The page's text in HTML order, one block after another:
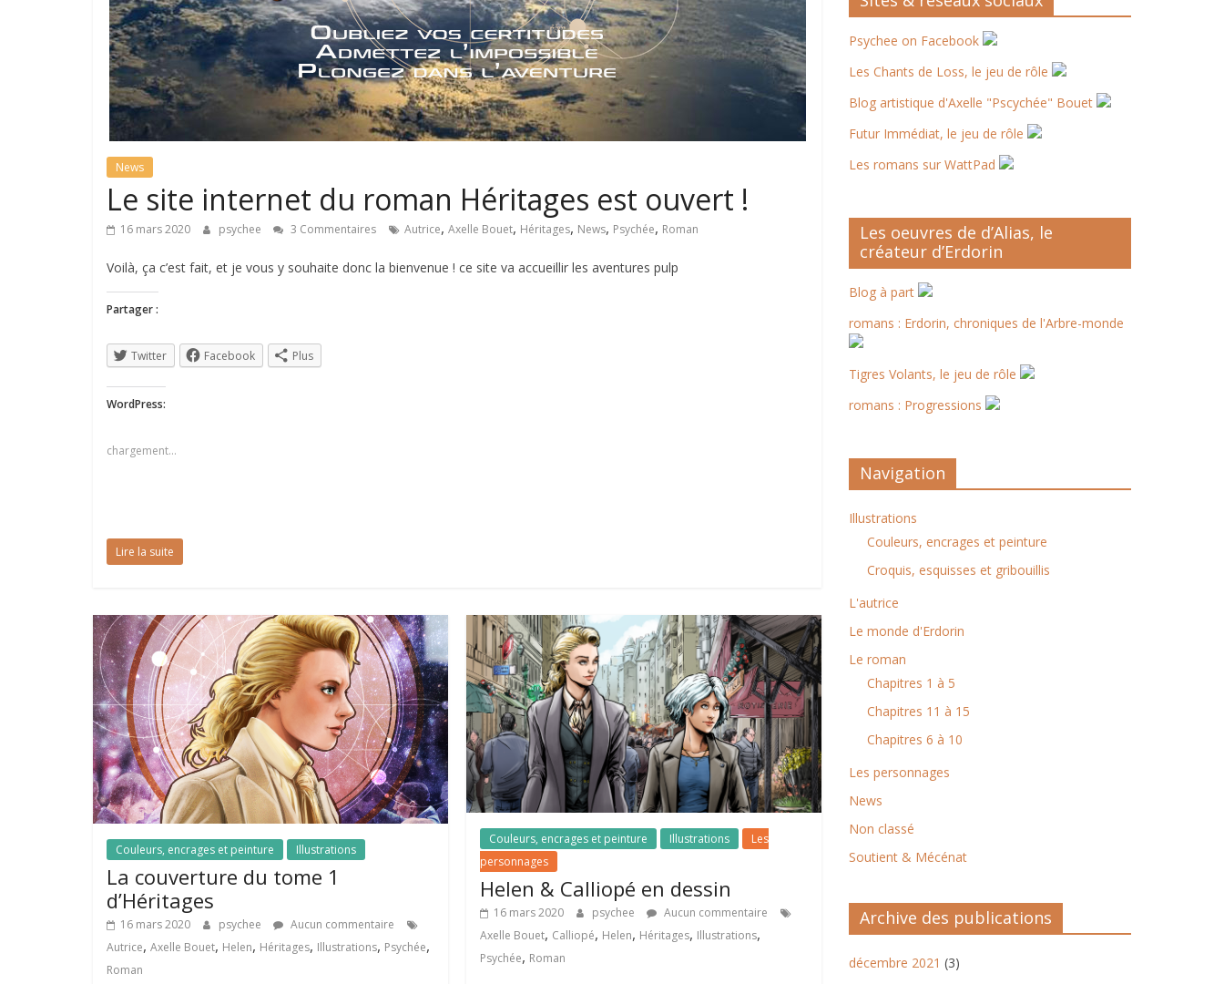
News
Le site internet du roman Héritages est ouvert !
16 mars 2020 psychee 3 Commentaires Autrice, Axelle Bouet, Héritages, News, Psychée, Roman
Voilà, ça c’est fait, et je vous y souhaite donc la bienvenue ! ce site va accueillir les aventures pulp
Partager :
Twitter Facebook Plus
WordPress:
chargement…
Lire la suite
Couleurs, encrages et peinture Illustrations
La couverture du tome 1
d’Héritages
16 mars 2020 psychee
Aucun commentaire
Autrice, Axelle Bouet, Helen, Héritages, Illustrations, Psychée,
Roman
Couleurs, encrages et peinture Illustrations
Les
personnages
Helen & Calliopé en dessin
16 mars 2020 psychee
Aucun commentaire
Axelle Bouet, Calliopé, Helen, Héritages, Illustrations,
Psychée, Roman
Psychee on Facebook
Les Chants de Loss, le jeu de rôle
Blog artistique d'Axelle "Pscychée" Bouet
Futur Immédiat, le jeu de rôle
Les romans sur WattPad
Les oeuvres de d’Alias, le
créateur d’Erdorin
Blog à part
romans : Erdorin, chroniques de l'Arbre-monde
Tigres Volants, le jeu de rôle
romans : Progressions
Navigation
Illustrations
Couleurs, encrages et peinture
Croquis, esquisses et gribouillis
L'autrice
Le monde d'Erdorin
Le roman
Chapitres 1 à 5
Chapitres 11 à 15
Chapitres 6 à 10
Les personnages
News
Non classé
Soutient & Mécénat
Archive des publications
décembre 2021 (3)